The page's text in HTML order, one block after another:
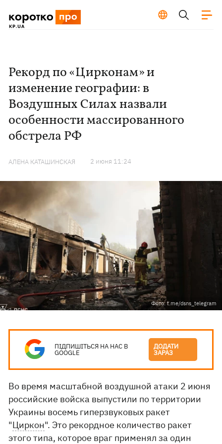
Рекорд по «Цирконам» и
изменение географии: в
Воздушных Силах назвали
особенности массированного
обстрела РФ
АЛЕНА КАТАШИНСКАЯ 2 июня 11:24
Фото: t.me/dsns_telegram
ПІДПИШІТЬСЯ НА НАС В
GOOGLE
ДОДАТИ
ЗАРАЗ
Во время масштабной воздушной атаки 2 июня
российские войска выпустили по территории
Украины восемь гиперзвуковых ракет
"Циркон". Это рекордное количество ракет
этого типа, которое враг применял за один